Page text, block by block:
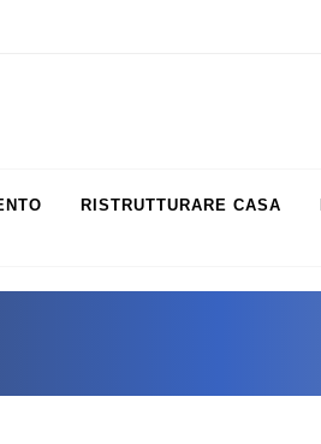
RISTRUTTURARE CASA